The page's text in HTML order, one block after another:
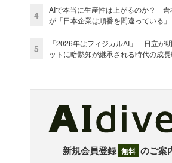
4
AIで本当に生産性は上がるのか？ 倉
が「日本企業は順番を間違っている
5
「2026年はフィジカルAI」 日立が
ットに暗黙知が継承される時代の成
新規会員登録 無料 のご案